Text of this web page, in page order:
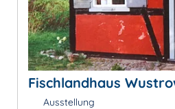
Fischlandhaus
Ausstellung